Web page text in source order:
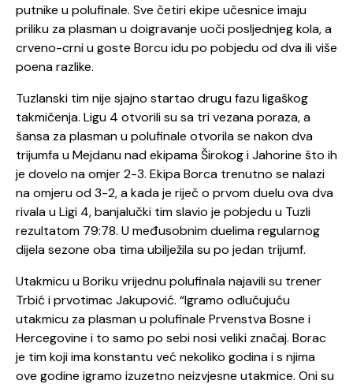
putnike u polufinale. Sve četiri ekipe učesnice imaju
priliku za plasman u doigravanje uoči posljednjeg kola, a
crveno-crni u goste Borcu idu po pobjedu od dva ili više
poena razlike.
Tuzlanski tim nije sjajno startao drugu fazu ligaškog
takmičenja. Ligu 4 otvorili su sa tri vezana poraza, a
šansa za plasman u polufinale otvorila se nakon dva
trijumfa u Mejdanu nad ekipama Širokog i Jahorine što ih
je dovelo na omjer 2-3. Ekipa Borca trenutno se nalazi
na omjeru od 3-2, a kada je riječ o prvom duelu ova dva
rivala u Ligi 4, banjalučki tim slavio je pobjedu u Tuzli
rezultatom 79:78. U međusobnim duelima regularnog
dijela sezone oba tima ubilježila su po jedan trijumf.
Utakmicu u Boriku vrijednu polufinala najavili su trener
Trbić i prvotimac Jakupović. “Igramo odlučujuću
utakmicu za plasman u polufinale Prvenstva Bosne i
Hercegovine i to samo po sebi nosi veliki značaj. Borac
je tim koji ima konstantu već nekoliko godina i s njima
ove godine igramo izuzetno neizvjesne utakmice. Oni su